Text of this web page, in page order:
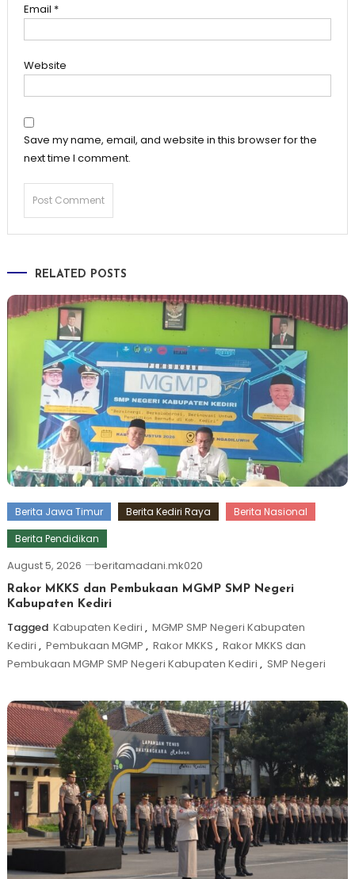
Email *
Website
Save my name, email, and website in this browser for the
next time I comment.
RELATED POSTS
Berita Jawa Timur Berita Kediri Raya
Berita Nasional
Berita Pendidikan
August 5, 2026 beritamadani.mk020
Rakor MKKS dan Pembukaan MGMP SMP Negeri
Kabupaten Kediri
Tagged Kabupaten Kediri , MGMP SMP Negeri Kabupaten
Kediri , Pembukaan MGMP , Rakor MKKS , Rakor MKKS dan
Pembukaan MGMP SMP Negeri Kabupaten Kediri , SMP Negeri